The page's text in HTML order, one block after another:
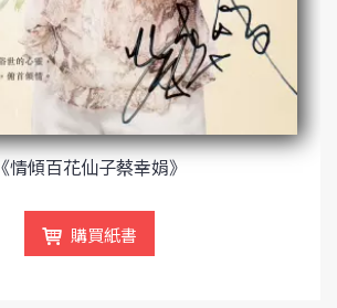
《情傾百花仙子蔡幸娟》
購買紙書